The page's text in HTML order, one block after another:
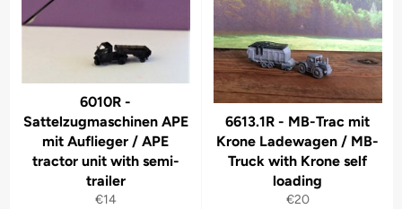
6010R -
Sattelzugmaschinen APE
mit Auflieger / APE
tractor unit with semi-
trailer
Normaler
€14
6613.1R - MB-Trac mit
Krone Ladewagen / MB-
Truck with Krone self
loading
Normaler
€20